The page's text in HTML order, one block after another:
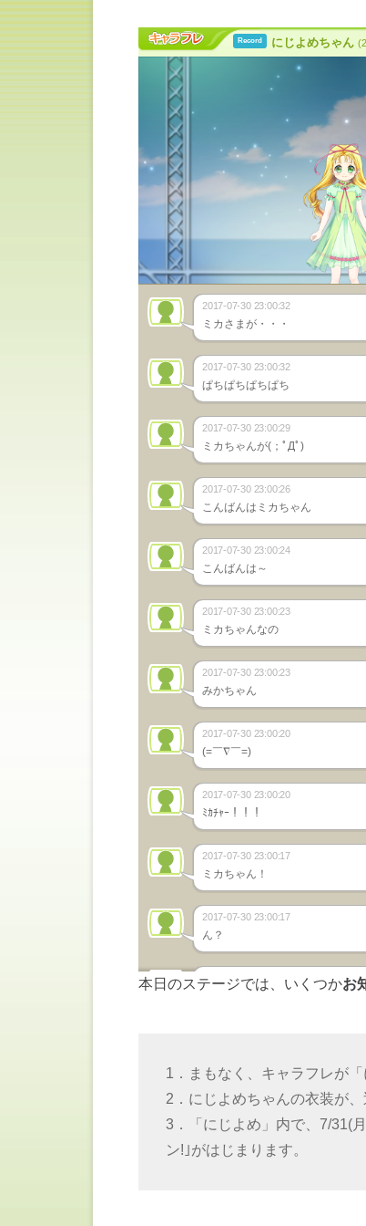
本日のステージでは、いくつかお
1．まもなく、キャラフレが
2．にじよめちゃんの衣装が
3．「にじよめ」内で、7/31(
ン!｣がはじまります。